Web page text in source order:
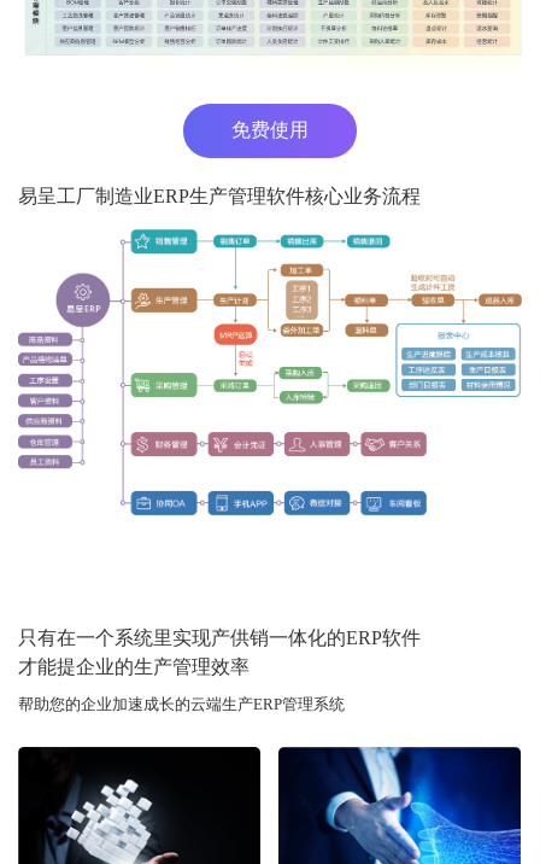
免费使用
易呈工厂制造业ERP生产管理软件核心业务流程
只有在一个系统里实现产供销一体化的ERP软件
才能提企业的生产管理效率
帮助您的企业加速成长的云端生产ERP管理系统